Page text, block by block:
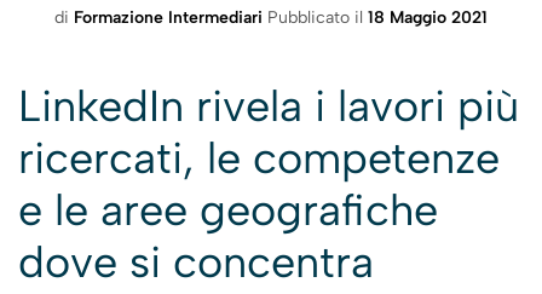
di Formazione Intermediari Pubblicato il 18 Maggio 2021
LinkedIn rivela i lavori più
ricercati, le competenze
e le aree geografiche
dove si concentra